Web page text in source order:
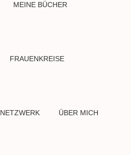
MEINE BÜCHER
FRAUENKREISE
NETZWERK ÜBER MICH